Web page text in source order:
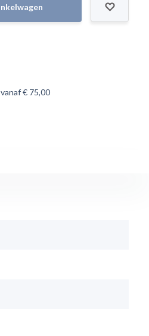
€ 75,00